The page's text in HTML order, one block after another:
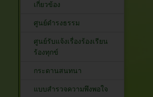
เกี่ยวข้อง
ศูนย์ดำรงธรรม
ศูนย์รับแจ้งเรื่องร้องเรียน
ร้องทุกข์
กระดานสนทนา
แบบสำรวจความพึงพอใจ